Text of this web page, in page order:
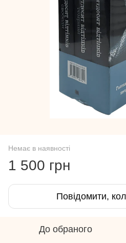
Немає в наявності
1 500 грн
Повідомити,
До обраного